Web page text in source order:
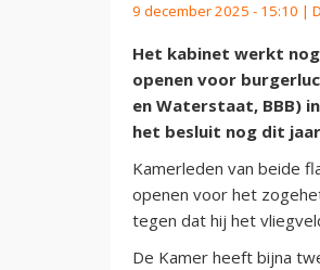
9 december 2025 - 15:10 |
Het kabinet werkt
openen voor
en Waterstaat, BBB)
het besluit nog dit
Kamerleden van beide
openen voor het
tegen dat hij het
De Kamer heeft bijna